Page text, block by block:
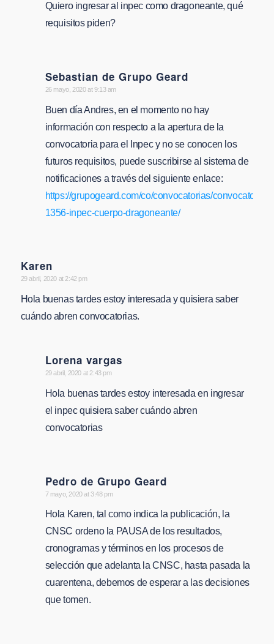
Quiero ingresar al inpec como dragoneante, qué
requisitos piden?
Sebastian de Grupo Geard
says:
26 mayo, 2020 at 9:13 am
Buen día Andres, en el momento no hay
información con respecto a la apertura de la
convocatoria para el Inpec y no se conocen los
futuros requisitos, puede suscribirse al sistema de
notificaciones a través del siguiente enlace:
https://grupogeard.com/co/convocatorias/convocatorias-
1356-inpec-cuerpo-dragoneante/
Karen
says:
29 abril, 2020 at 2:42 pm
Hola buenas tardes estoy interesada y quisiera saber
cuándo abren convocatorias.
Lorena vargas
says:
29 abril, 2020 at 2:43 pm
Hola buenas tardes estoy interesada en ingresar
el inpec quisiera saber cuándo abren
convocatorias
Pedro de Grupo Geard
says:
7 mayo, 2020 at 3:48 pm
Hola Karen, tal como indica la publicación, la
CNSC ordeno la PAUSA de los resultados,
cronogramas y términos en los procesos de
selección que adelanta la CNSC, hasta pasada la
cuarentena, debemos de esperar a las decisiones
que tomen.